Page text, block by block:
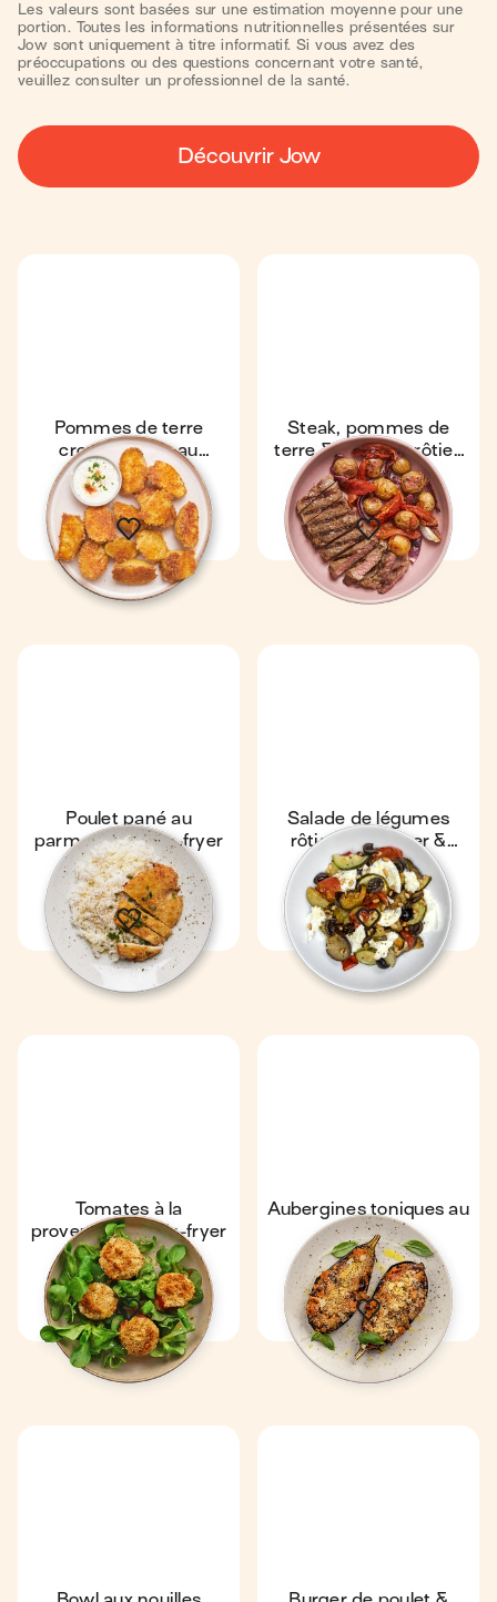
Les valeurs sont basées sur une estimation moyenne pour une
portion. Toutes les informations nutritionnelles présentées sur
Jow sont uniquement à titre informatif. Si vous avez des
préoccupations ou des questions concernant votre santé,
veuillez consulter un professionnel de la santé.
Découvrir Jow
Pommes de terre
croustillantes au
parmesan au air-fryer
30 min 1
Steak, pommes de
terre & tomates rôties
au air-fryer
31 min 1
Poulet pané au
parmesan au air-fryer
24 min 1
Salade de légumes
rôtis au air-fryer &
mozza
27 min 1
Tomates à la
provençale au air-fryer
16 min 1
Aubergines toniques au
air-fryer
35 min 1